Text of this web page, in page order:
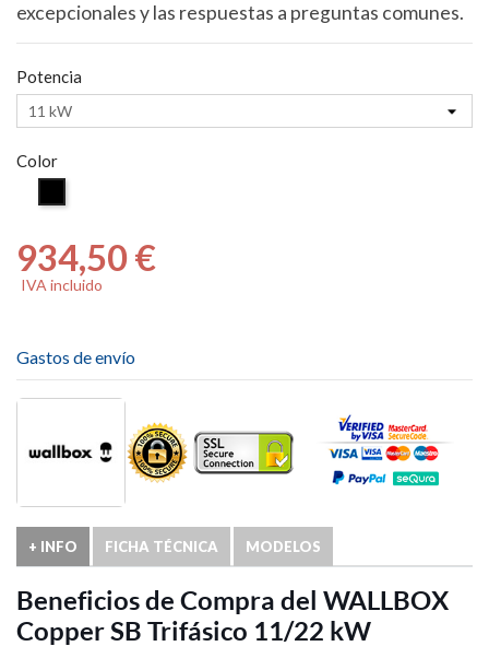
excepcionales y las respuestas a preguntas comunes.
Potencia
Color
934,50 €
IVA incluido
Gastos de envío
+ INFO FICHA TÉCNICA MODELOS
Beneficios de Compra del WALLBOX
Copper SB Trifásico 11/22 kW